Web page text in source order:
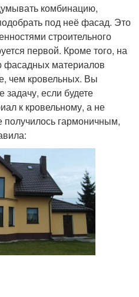
комбинацию,
под неё фасад. Это
строительного
первой. Кроме того, на
фасадных материалов
чем кровельных. Вы
задачу, если будете
к кровельному, а не
получилось гармоничным,